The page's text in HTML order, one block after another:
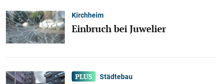
Kirchheim
Einbruch bei Juwelier
Städtebau